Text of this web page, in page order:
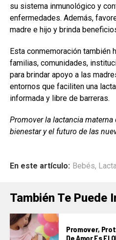
su sistema inmunológico y
enfermedades. Además,
madre e hijo y brinda
Esta conmemoración también
familias, comunidades,
para brindar apoyo a las
entornos que faciliten una
informada y libre de barreras.
Promover la lactancia materna
bienestar y el futuro de las
En este artículo: Bebés,
También Te Puede
Promover,
De Amor Es El